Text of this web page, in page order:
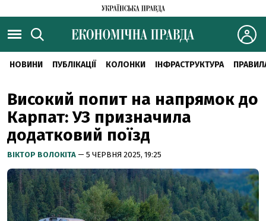
НОВИНИ ПУБЛІКАЦІЇ КОЛОНКИ ІНФРАСТРУКТУРА
Високий попит на напрямок до
Карпат: УЗ призначила
додатковий поїзд
ВІКТОР ВОЛОКІТА — 5 ЧЕРВНЯ 2025, 19:25